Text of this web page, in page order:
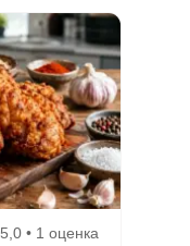
5,0 • 1 оценка